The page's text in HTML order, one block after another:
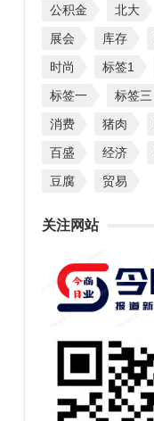
公积金
北大
展会
库存
时尚
标签1
标签一
标签三
消费
猪肉
百盛
经济
豆腐
贸易
关注网站